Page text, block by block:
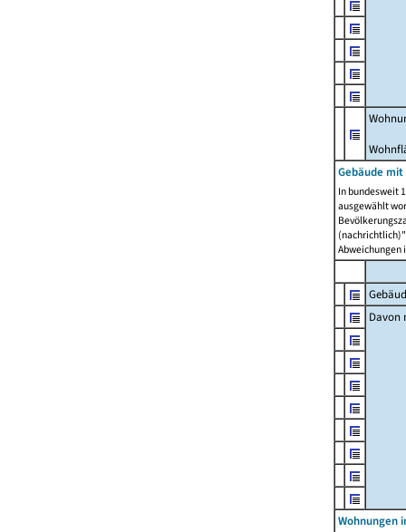
Gebäude
In bundesweit
ausgewählt
Abweichungen
Davon
Wohnungen